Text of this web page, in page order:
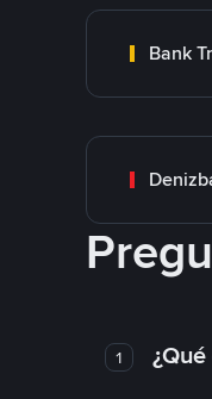
Bank
1